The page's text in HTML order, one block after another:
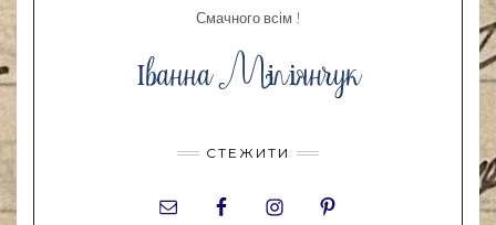
Смачного всім !
СТЕЖИТИ